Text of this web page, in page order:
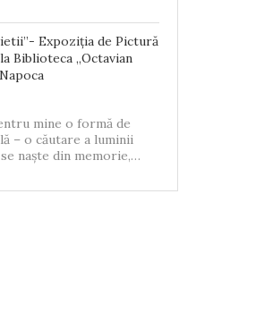
Expoziția de Pictură
Biblioteca „Octavian
mine o formă de
– o căutare a luminii
naște din memorie,…